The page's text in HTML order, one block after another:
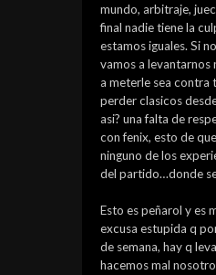
mundo, arbitraje,
final nadie tiene la
estamos iguales. Si
vamos a levantarnos
a meterle sea contra
perder clasicos
asi? una falta de
con fenix, esto de
ninguno de los
del partido…donde
Esto es peñarol y es
excusa estupida q
de semana, hay q
hacemos mal